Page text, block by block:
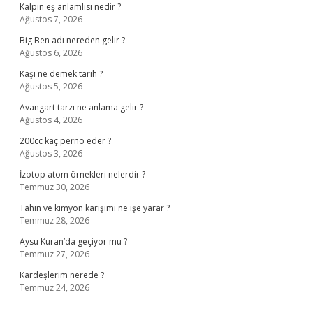
Kalpın eş anlamlısı nedir ?
Ağustos 7, 2026
Big Ben adı nereden gelir ?
Ağustos 6, 2026
Kaşi ne demek tarih ?
Ağustos 5, 2026
Avangart tarzı ne anlama gelir ?
Ağustos 4, 2026
200cc kaç perno eder ?
Ağustos 3, 2026
İzotop atom örnekleri nelerdir ?
Temmuz 30, 2026
Tahin ve kimyon karışımı ne işe yarar ?
Temmuz 28, 2026
Aysu Kuran’da geçiyor mu ?
Temmuz 27, 2026
Kardeşlerim nerede ?
Temmuz 24, 2026